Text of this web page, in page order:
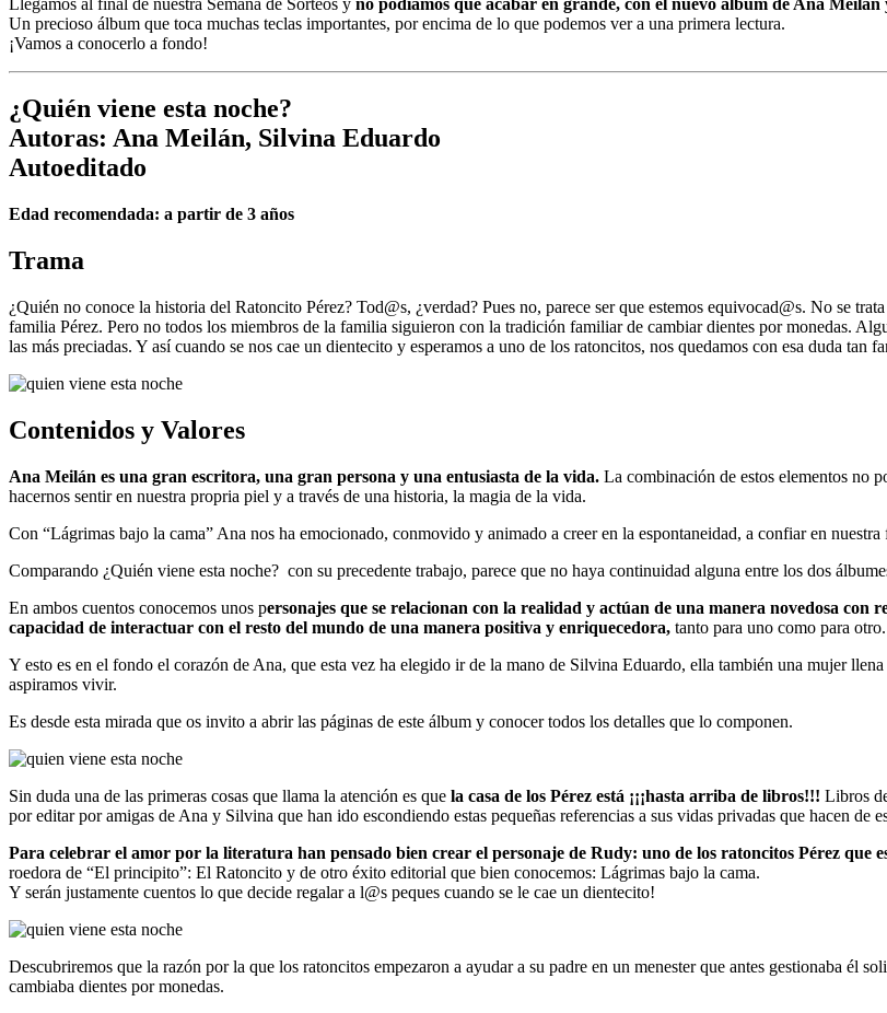
Un precioso álbum que toca muchas teclas importantes, por encima de lo que podemos ver a una primera lectura.
¡Vamos a conocerlo a fondo!
¿Quién viene esta noche?
Autoras: Ana Meilán, Silvina Eduardo
Autoeditado
Edad recomendada: a partir de 3 años
Trama
¿Quién no conoce la historia del Ratoncito Pérez? Tod@s, ¿verdad? Pues no, parece ser que estemos equivocad@s. No se
familia Pérez. Pero no todos los miembros de la familia siguieron con la tradición familiar de cambiar dientes por monedas.
las más preciadas. Y así cuando se nos cae un dientecito y esperamos a uno de los ratoncitos, nos quedamos con esa duda tan
Contenidos y Valores
Ana Meilán es una gran escritora, una gran persona y una entusiasta de la vida. La combinación de estos elementos no
hacernos sentir en nuestra propria piel y a través de una historia, la magia de la vida.
Con “Lágrimas bajo la cama” Ana nos ha emocionado, conmovido y animado a creer en la espontaneidad, a confiar en
Comparando ¿Quién viene esta noche? con su precedente trabajo, parece que no haya continuidad alguna entre los dos
En ambos cuentos conocemos unos personajes que se relacionan con la realidad y actúan de una manera novedosa con
capacidad de interactuar con el resto del mundo de una manera positiva y enriquecedora, tanto para uno como para otro.
Y esto es en el fondo el corazón de Ana, que esta vez ha elegido ir de la mano de Silvina Eduardo, ella también una mujer
aspiramos vivir.
Es desde esta mirada que os invito a abrir las páginas de este álbum y conocer todos los detalles que lo componen.
Sin duda una de las primeras cosas que llama la atención es que la casa de los Pérez está ¡¡¡hasta arriba de libros!!! Libros
por editar por amigas de Ana y Silvina que han ido escondiendo estas pequeñas referencias a sus vidas privadas que hacen de
Para celebrar el amor por la literatura han pensado bien crear el personaje de Rudy: uno de los ratoncitos Pérez que
roedora de “El principito”: El Ratoncito y de otro éxito editorial que bien conocemos: Lágrimas bajo la cama.
Y serán justamente cuentos lo que decide regalar a l@s peques cuando se le cae un dientecito!
Descubriremos que la razón por la que los ratoncitos empezaron a ayudar a su padre en un menester que antes gestionaba él
cambiaba dientes por monedas.